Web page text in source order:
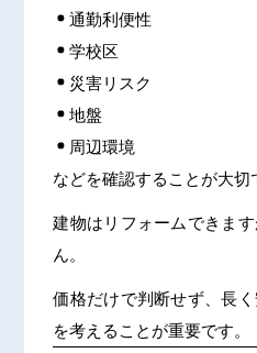
通勤利便性
学校区
災害リスク
地盤
周辺環境
などを確認することが大切
建物はリフォームできま
ん。
価格だけで判断せず、長
を考えることが重要です。